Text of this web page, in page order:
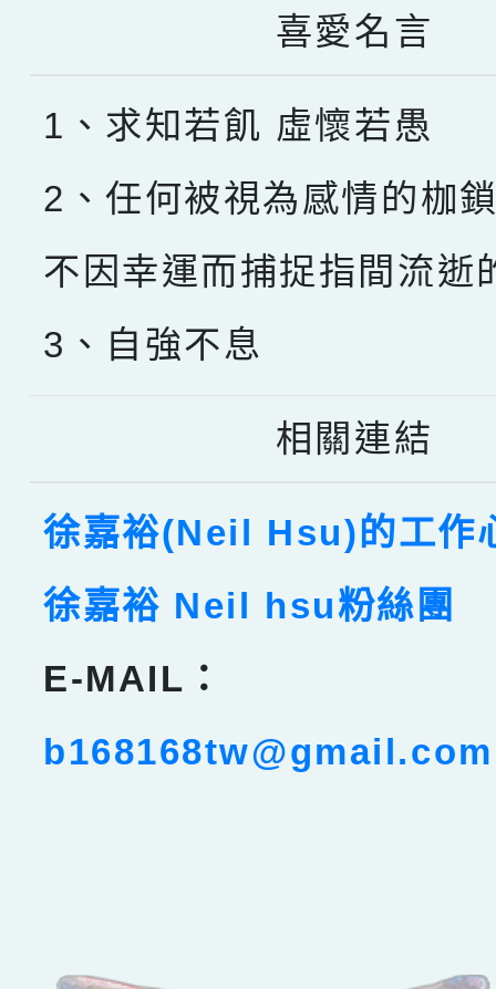
喜愛名言
1、求知若飢 虛懷若愚
2、任何被視為感情的枷
不因幸運而捕捉指間流逝
3、自強不息
相關連結
徐嘉裕(Neil Hsu)的工作
徐嘉裕 Neil hsu粉絲團
E-MAIL：
b168168tw@gmail.com